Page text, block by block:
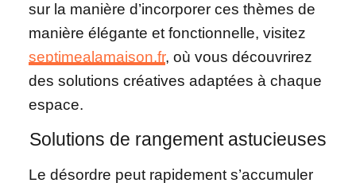
sur la manière d’incorporer ces thèmes de
manière élégante et fonctionnelle, visitez
septimealamaison.fr, où vous découvrirez
des solutions créatives adaptées à chaque
espace.
Solutions de rangement astucieuses
Le désordre peut rapidement s’accumuler